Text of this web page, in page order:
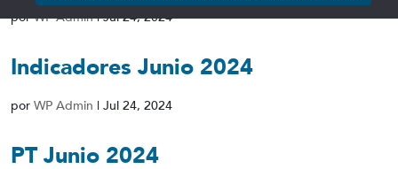
porWP Admin|Jul 24, 2024
Indicadores Junio 2024
por WP Admin | Jul 24, 2024
PT Junio 2024